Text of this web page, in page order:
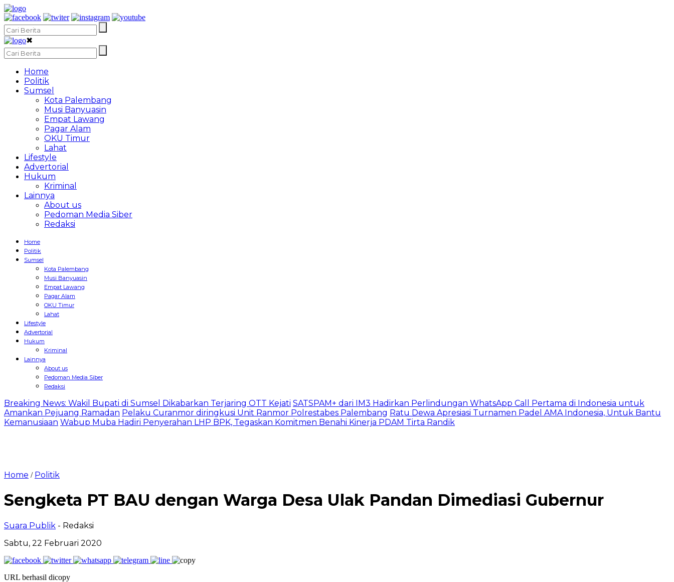
✖
Home
Politik
Sumsel
Kota Palembang
Musi Banyuasin
Empat Lawang
Pagar Alam
OKU Timur
Lahat
Lifestyle
Advertorial
Hukum
Kriminal
Lainnya
About us
Pedoman Media Siber
Redaksi
Home
Politik
Sumsel
Kota Palembang
Musi Banyuasin
Empat Lawang
Pagar Alam
OKU Timur
Lahat
Lifestyle
Advertorial
Hukum
Kriminal
Lainnya
About us
Pedoman Media Siber
Redaksi
Breaking News: Wakil Bupati di Sumsel Dikabarkan Terjaring OTT Kejati SATSPAM+ dari IM3 Hadirkan Perlindungan WhatsApp Call Pertama di Indonesia untuk
Amankan Pejuang Ramadan Pelaku Curanmor diringkusi Unit Ranmor Polrestabes Palembang Ratu Dewa Apresiasi Turnamen Padel AMA Indonesia, Untuk Bantu
Kemanusiaan Wabup Muba Hadiri Penyerahan LHP BPK, Tegaskan Komitmen Benahi Kinerja PDAM Tirta Randik
Home / Politik
Sengketa PT BAU dengan Warga Desa Ulak Pandan Dimediasi Gubernur
Suara Publik - Redaksi
Sabtu, 22 Februari 2020
URL berhasil dicopy